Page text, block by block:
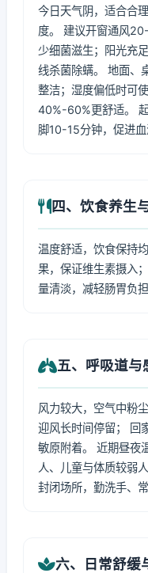
今日天气阴，适合合
度。 建议开窗通风
少细菌滋生；阳光充
线杀菌除螨。 地面、
整洁；湿度偏低时可
40%-60%更舒适。
脚10-15分钟，促进血
四、饮食养生
温度舒适，饮食保持
果，保证维生素摄入
量清淡，减轻肠胃负担
五、呼吸道与
风力较大，空气中粉
迎风长时间停留； 回
敏原附着。 近期昼夜
人、儿童与体质较弱
封闭场所，勤洗手、
六、日常舒缓